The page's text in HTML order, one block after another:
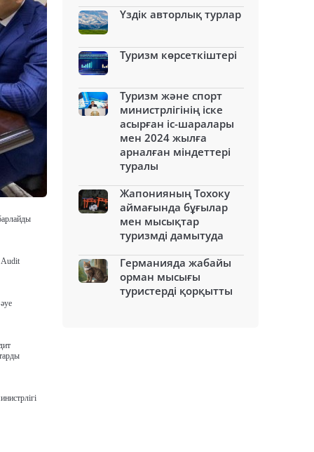
Audit
Үздік авторлық турлар
Туризм көрсеткіштері
Туризм және спорт
министрлігінің іске
асырған іс-шаралары
мен 2024 жылға
арналған міндеттері
туралы
Жапонияның Тохоку
аймағында бұғылар
мен мысықтар
туризмді дамытуда
Германияда жабайы
орман мысығы
туристерді қорқытты